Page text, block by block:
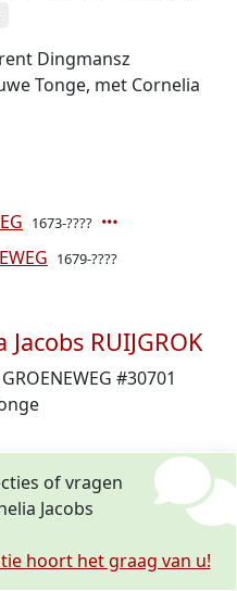
Dingmansz
Tonge, met Cornelia
1673-????
1679-????
RUIJGROK
#30701
of vragen
Jacobs
hoort het graag van u!